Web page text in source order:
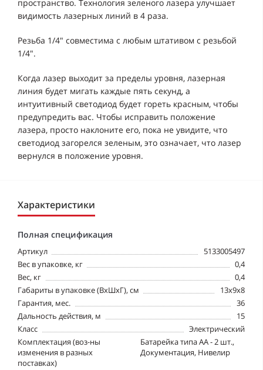
пространство. Технология зеленого лазера улучшает
видимость лазерных линий в 4 раза.
Резьба 1/4" совместима с любым штативом с резьбой
1/4".
Когда лазер выходит за пределы уровня, лазерная
линия будет мигать каждые пять секунд, а
интуитивный светодиод будет гореть красным, чтобы
предупредить вас. Чтобы исправить положение
лазера, просто наклоните его, пока не увидите, что
светодиод загорелся зеленым, это означает, что лазер
вернулся в положение уровня.
Характеристики
Полная спецификация
Артикул
5133005497
Вес в упаковке, кг
0,4
Вес, кг
0,4
Габариты в упаковке (ВхШхГ), см
13x9x8
Гарантия, мес.
36
Дальность действия, м
15
Класс
Электрический
Комплектация (воз-ны
изменения в разных
поставках)
Батарейка типа АА - 2 шт.,
Документация, Нивелир